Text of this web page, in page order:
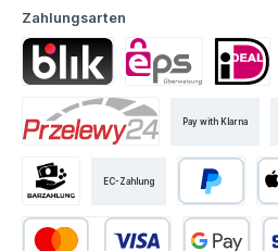
Zahlungsarten
Pay with Klarna
EC-Zahlung